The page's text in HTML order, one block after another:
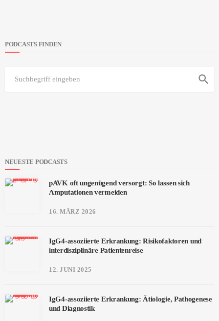
PODCASTS FINDEN
search
NEUESTE PODCASTS
pAVK oft ungenügend versorgt: So lassen sich
Amputationen vermeiden
16. MÄRZ 2026
IgG4-assoziierte Erkrankung: Risikofaktoren und
interdisziplinäre Patientenreise
12. JUNI 2025
IgG4-assoziierte Erkrankung: Ätiologie, Pathogenese
und Diagnostik